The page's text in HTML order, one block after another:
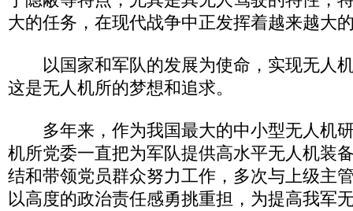
大的任务，在现代战争中正发挥着越来越大
以国家和军队的发展为使命，实现无人
这是无人机所的梦想和追求。
多年来，作为我国最大的中小型无人机
机所党委一直把为军队提供高水平无人机装
结和带领党员群众努力工作，多次与上级主
以高度的政治责任感勇挑重担，为提高我军